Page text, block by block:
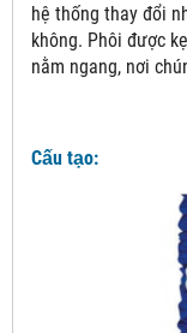
hệ thống thay đổi
không. Phôi được
nằm ngang, nơi
Cấu tạo: